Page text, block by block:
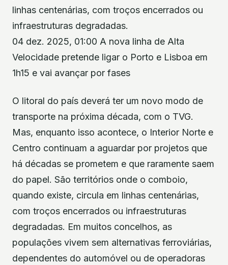
linhas centenárias, com troços encerrados ou
infraestruturas degradadas.
04 dez. 2025, 01:00 A nova linha de Alta
Velocidade pretende ligar o Porto e Lisboa em
1h15 e vai avançar por fases
O litoral do país deverá ter um novo modo de
transporte na próxima década, com o TVG.
Mas, enquanto isso acontece, o Interior Norte e
Centro continuam a aguardar por projetos que
há décadas se prometem e que raramente saem
do papel. São territórios onde o comboio,
quando existe, circula em linhas centenárias,
com troços encerrados ou infraestruturas
degradadas. Em muitos concelhos, as
populações vivem sem alternativas ferroviárias,
dependentes do automóvel ou de operadoras